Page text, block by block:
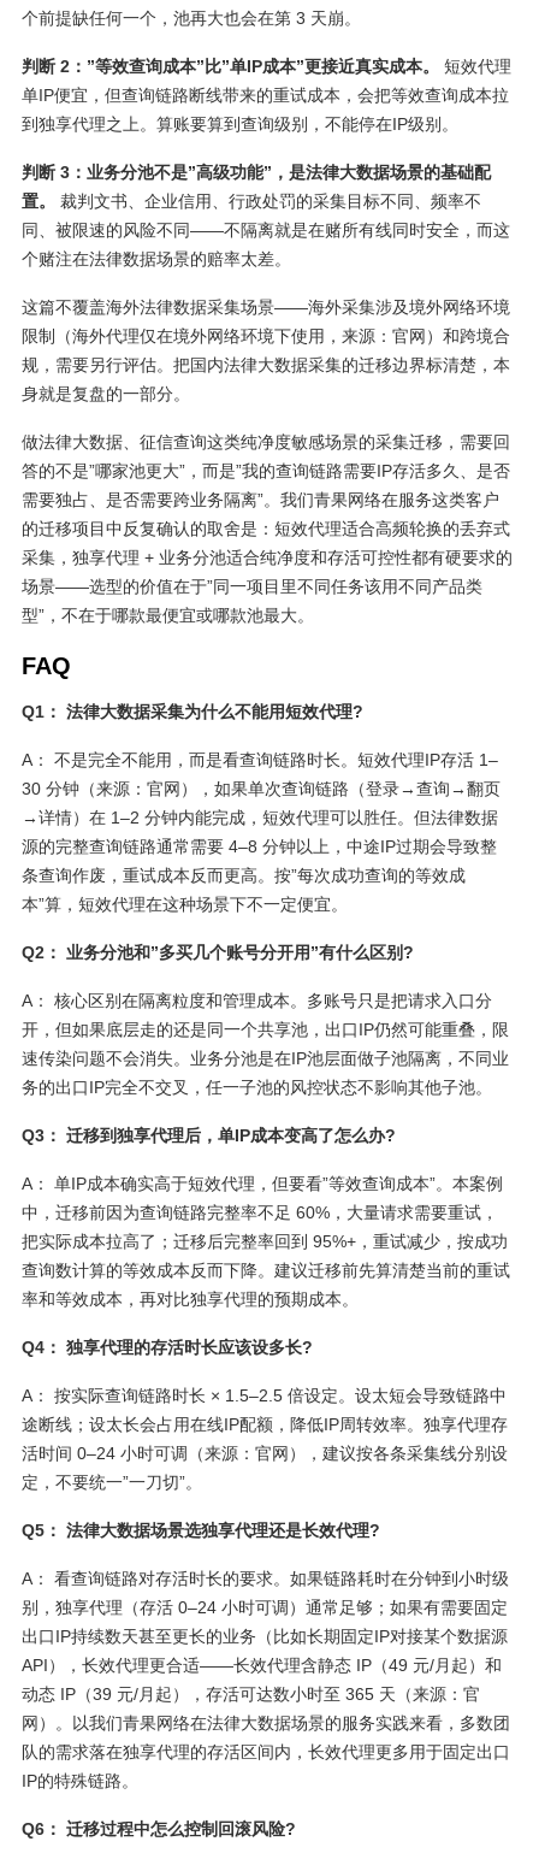
个前提缺任何一个，池再大也会在第 3 天崩。
判断 2：”等效查询成本”比”单IP成本”更接近真实成本。
短效代理
单IP便宜，但查询链路断线带来的重试成本，会把等效查询成本拉
到独享代理之上。算账要算到查询级别，不能停在IP级别。
判断 3：业务分池不是”高级功能”，是法律大数据场景的基础配
置。
裁判文书、企业信用、行政处罚的采集目标不同、频率不
同、被限速的风险不同——不隔离就是在赌所有线同时安全，而这
个赌注在法律数据场景的赔率太差。
这篇不覆盖海外法律数据采集场景——海外采集涉及境外网络环境
限制（海外代理仅在境外网络环境下使用，来源：官网）和跨境合
规，需要另行评估。把国内法律大数据采集的迁移边界标清楚，本
身就是复盘的一部分。
做法律大数据、征信查询这类纯净度敏感场景的采集迁移，需要回
答的不是”哪家池更大”，而是”我的查询链路需要IP存活多久、是否
需要独占、是否需要跨业务隔离”。我们青果网络在服务这类客户
的迁移项目中反复确认的取舍是：短效代理适合高频轮换的丢弃式
采集，独享代理 + 业务分池适合纯净度和存活可控性都有硬要求的
场景——选型的价值在于”同一项目里不同任务该用不同产品类
型”，不在于哪款最便宜或哪款池最大。
FAQ
Q1： 法律大数据采集为什么不能用短效代理?
A： 不是完全不能用，而是看查询链路时长。短效代理IP存活 1–
30 分钟（来源：官网），如果单次查询链路（登录→查询→翻页
→详情）在 1–2 分钟内能完成，短效代理可以胜任。但法律数据
源的完整查询链路通常需要 4–8 分钟以上，中途IP过期会导致整
条查询作废，重试成本反而更高。按”每次成功查询的等效成
本”算，短效代理在这种场景下不一定便宜。
Q2： 业务分池和”多买几个账号分开用”有什么区别?
A： 核心区别在隔离粒度和管理成本。多账号只是把请求入口分
开，但如果底层走的还是同一个共享池，出口IP仍然可能重叠，限
速传染问题不会消失。业务分池是在IP池层面做子池隔离，不同业
务的出口IP完全不交叉，任一子池的风控状态不影响其他子池。
Q3： 迁移到独享代理后，单IP成本变高了怎么办?
A： 单IP成本确实高于短效代理，但要看”等效查询成本”。本案例
中，迁移前因为查询链路完整率不足 60%，大量请求需要重试，
把实际成本拉高了；迁移后完整率回到 95%+，重试减少，按成功
查询数计算的等效成本反而下降。建议迁移前先算清楚当前的重试
率和等效成本，再对比独享代理的预期成本。
Q4： 独享代理的存活时长应该设多长?
A： 按实际查询链路时长 × 1.5–2.5 倍设定。设太短会导致链路中
途断线；设太长会占用在线IP配额，降低IP周转效率。独享代理存
活时间 0–24 小时可调（来源：官网），建议按各条采集线分别设
定，不要统一”一刀切”。
Q5： 法律大数据场景选独享代理还是长效代理?
A： 看查询链路对存活时长的要求。如果链路耗时在分钟到小时级
别，独享代理（存活 0–24 小时可调）通常足够；如果有需要固定
出口IP持续数天甚至更长的业务（比如长期固定IP对接某个数据源
API），长效代理更合适——长效代理含静态 IP（49 元/月起）和
动态 IP（39 元/月起），存活可达数小时至 365 天（来源：官
网）。以我们青果网络在法律大数据场景的服务实践来看，多数团
队的需求落在独享代理的存活区间内，长效代理更多用于固定出口
IP的特殊链路。
Q6： 迁移过程中怎么控制回滚风险?